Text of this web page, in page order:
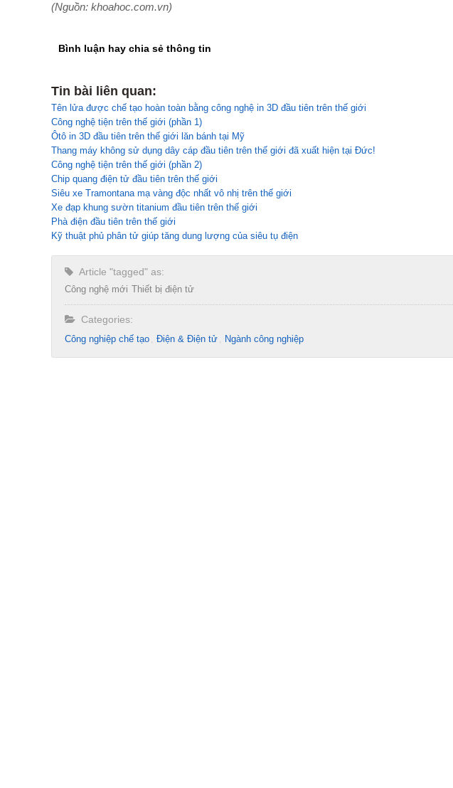
(Nguồn: khoahoc.com.vn)
Bình luận hay chia sẻ thông tin
Tin bài liên quan:
Tên lửa được chế tạo hoàn toàn bằng công nghệ in 3D đầu tiên trên thế giới
Công nghệ tiện trên thế giới (phần 1)
Ôtô in 3D đầu tiên trên thế giới lăn bánh tại Mỹ
Thang máy không sử dụng dây cáp đầu tiên trên thế giới đã xuất hiện tại Đức!
Công nghệ tiện trên thế giới (phần 2)
Chip quang điện tử đầu tiên trên thế giới
Siêu xe Tramontana mạ vàng độc nhất vô nhị trên thế giới
Xe đạp khung sườn titanium đầu tiên trên thế giới
Phà điện đầu tiên trên thế giới
Kỹ thuật phủ phân tử giúp tăng dung lượng của siêu tụ điện
Article "tagged" as:
Công nghệ mới Thiết bị điện tử
Categories:
Công nghiệp chế tạo​ Điện & Điện tử Ngành công nghiệp